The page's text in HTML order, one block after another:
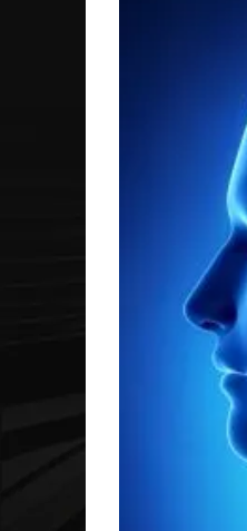
Мозжечковый
относится к
полушария,